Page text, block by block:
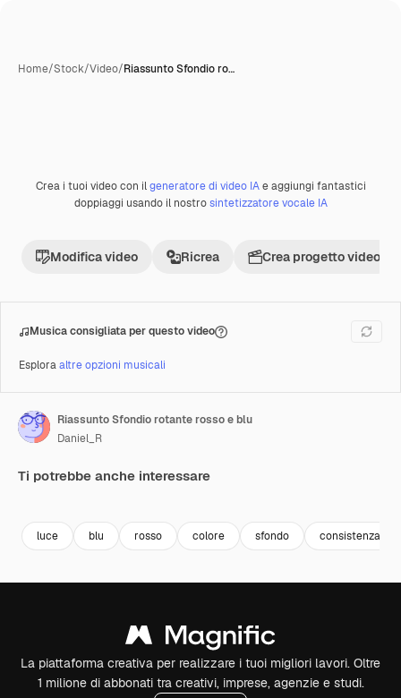
Home/Stock/Video/Riassunto Sfondio ro…
Premium
Crea i tuoi video con ilgeneratore di video IAe aggiungi fantastici
doppiaggi usando il nostrosintetizzatore vocale IA
Modifica video Ricrea Crea progetto video
Musica consigliata per questo video
Esploraaltre opzioni musicali
Riassunto Sfondio rotante rosso e blu
Daniel_R
Ti potrebbe anche interessare
luce blu rosso colore sfondo consistenza
La piattaforma creativa per realizzare i tuoi migliori lavori. Oltre
1 milione di abbonati tra creativi, imprese, agenzie e studi.